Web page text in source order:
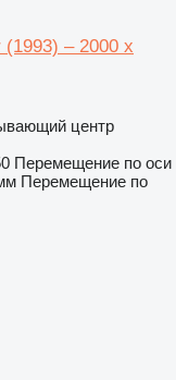
– 2000 x
центр
Перемещение по оси
Перемещение по